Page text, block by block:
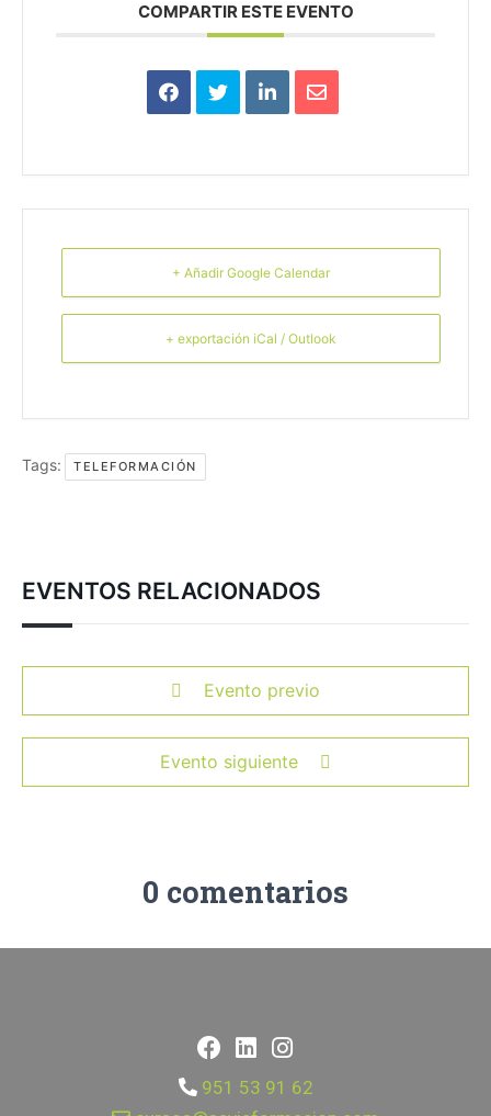
COMPARTIR ESTE EVENTO
+ Añadir Google Calendar
+ exportación iCal / Outlook
Tags: TELEFORMACIÓN
EVENTOS RELACIONADOS
Evento previo
Evento siguiente
0 comentarios
951 53 91 62